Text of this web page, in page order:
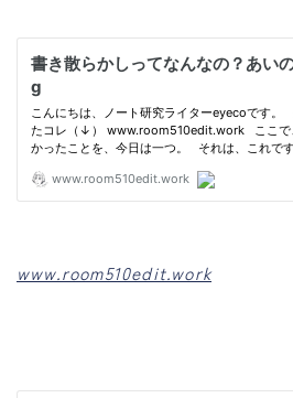
www.room510edit.work